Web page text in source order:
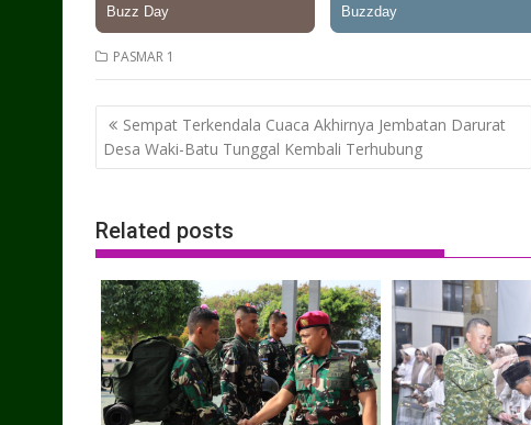
PASMAR 1
Post
navigation
Sempat Terkendala Cuaca Akhirnya Jembatan Darurat
Desa Waki-Batu Tunggal Kembali Terhubung
Related posts